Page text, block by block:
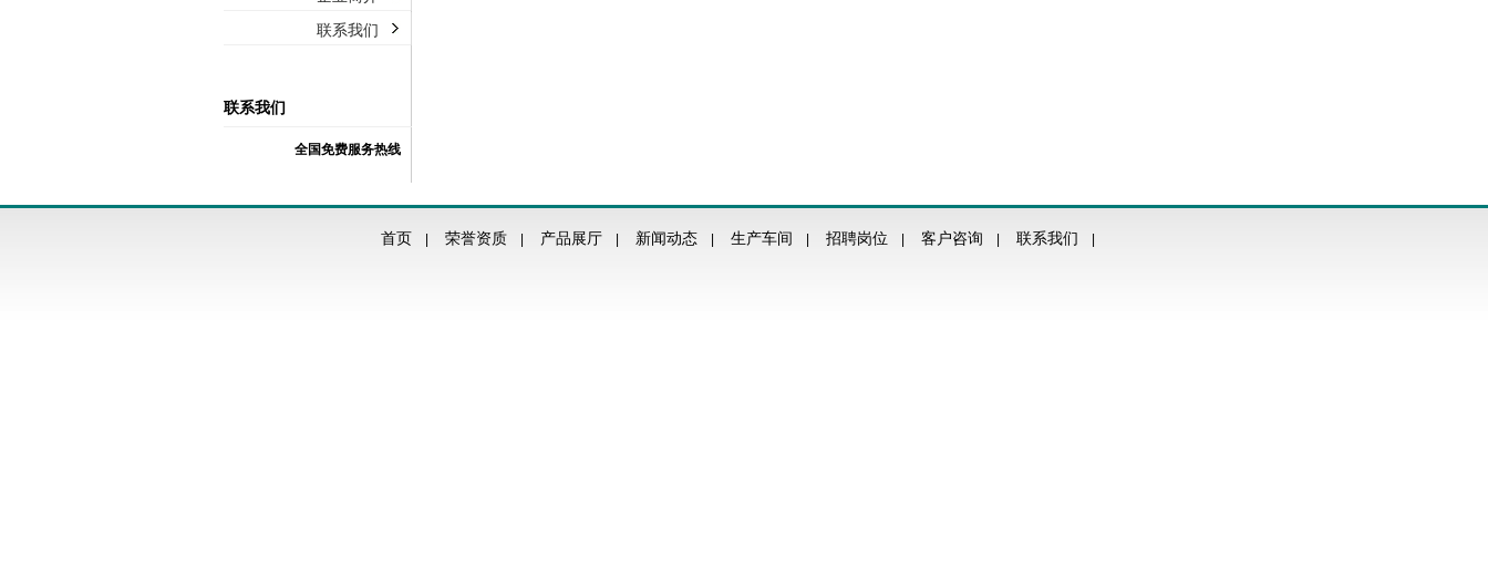
联系我们
联系我们
全国免费服务热线
首页 荣誉资质| 产品展厅| 新闻动态 生产车间 招聘岗位 客户咨询 联系我们